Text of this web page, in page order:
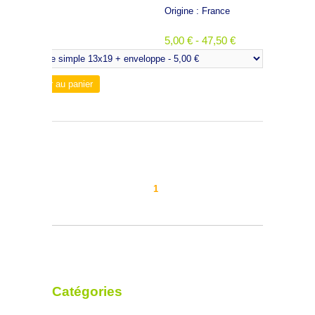
Origine : France
5,00 € - 47,50 €
1
Catégories